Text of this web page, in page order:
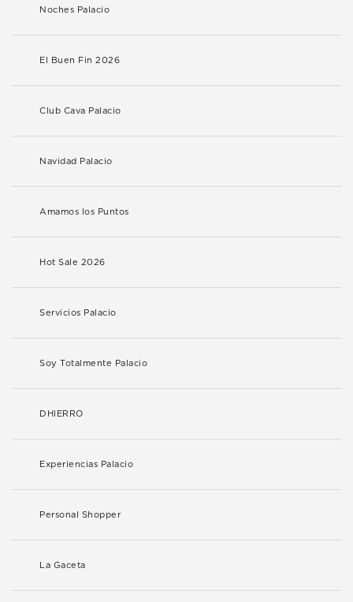
Noches Palacio
El Buen Fin 2026
Club Cava Palacio
Navidad Palacio
Amamos los Puntos
Hot Sale 2026
Servicios Palacio
Soy Totalmente Palacio
DHIERRO
Experiencias Palacio
Personal Shopper
La Gaceta